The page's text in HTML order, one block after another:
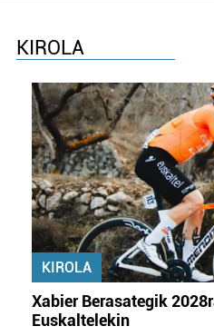
KIROLA
KIROLA
Xabier Berasategik
Euskaltelekin